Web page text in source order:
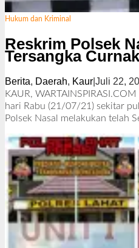
Hukum dan Kriminal
Reskrim Polsek
Tersangka
Berita, Daerah, Kaur| Juli 22,
KAUR,
hari Rabu (21/07/21) sekitar
Polsek Nasal melakukan telah